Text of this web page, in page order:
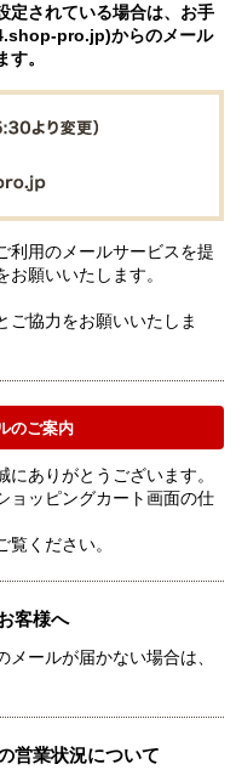
定されている場合は、お手
pro.jp)からのメール
。
利用のメールサービスを提
願いいたします。
ご協力をお願いいたしま
のご案内
ありがとうございます。
ョッピングカート画面の仕
覧ください。
客様へ
ールが届かない場合は、
営業状況について